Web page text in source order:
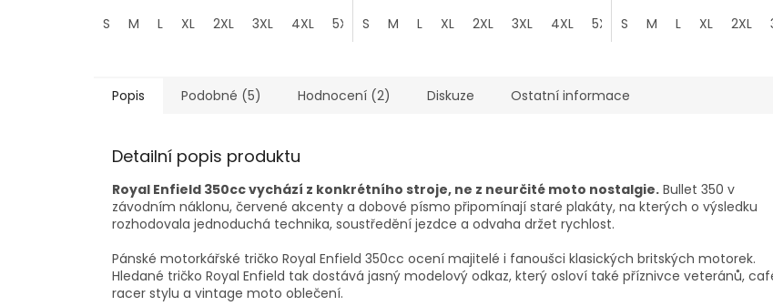
S
M L XL 2XL 3XL 4XL 5XL
S
M L XL 2XL 3XL 4XL 5XL
S
M L XL 2XL
Popis Podobné (5) Hodnocení (2) Diskuze Ostatní informace
Detailní popis produktu
Royal Enfield 350cc vychází z konkrétního stroje, ne z neurčité moto nostalgie. Bullet 350 v
závodním náklonu, červené akcenty a dobové písmo připomínají staré plakáty, na kterých o výsledku
rozhodovala jednoduchá technika, soustředění jezdce a odvaha držet rychlost.
Pánské motorkářské tričko Royal Enfield 350cc ocení majitelé i fanoušci klasických britských motorek.
Hledané tričko Royal Enfield tak dostává jasný modelový odkaz, který osloví také příznivce veteránů,
racer stylu a vintage moto oblečení.